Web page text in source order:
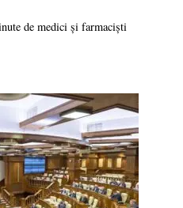
de medici și farmaciști